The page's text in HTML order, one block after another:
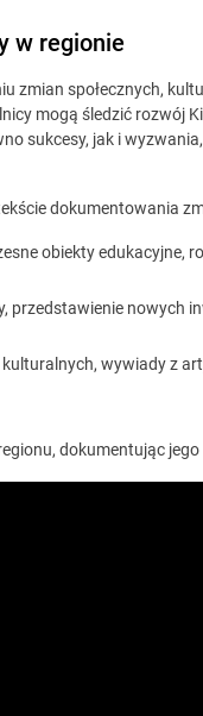
w regionie
zmian społecznych,
mogą śledzić rozwój
sukcesy, jak i
dokumentowania
obiekty edukacyjne,
przedstawienie nowych
wywiady z
dokumentując